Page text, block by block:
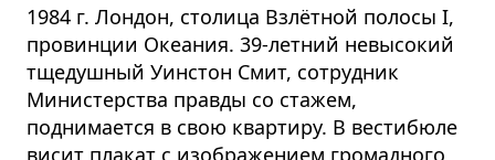
1984 г. Лондон, столица Взлётной полосы I,
провинции Океания. 39-летний невысокий
тщедушный Уинстон Смит, сотрудник
Министерства правды со стажем,
поднимается в свою квартиру. В вестибюле